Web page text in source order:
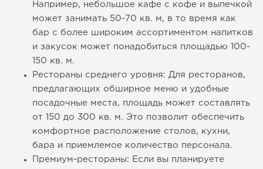
Например, небольшое кафе с кофе и выпечкой
может занимать 50-70 кв. м, в то время как
бар с более широким ассортиментом напитков
и закусок может понадобиться площадью 100-
150 кв. м.
Рестораны среднего уровня: Для ресторанов,
предлагающих обширное меню и удобные
посадочные места, площадь может составлять
от 150 до 300 кв. м. Это позволит обеспечить
комфортное расположение столов, кухни,
бара и приемлемое количество персонала.
Премиум-рестораны: Если вы планируете